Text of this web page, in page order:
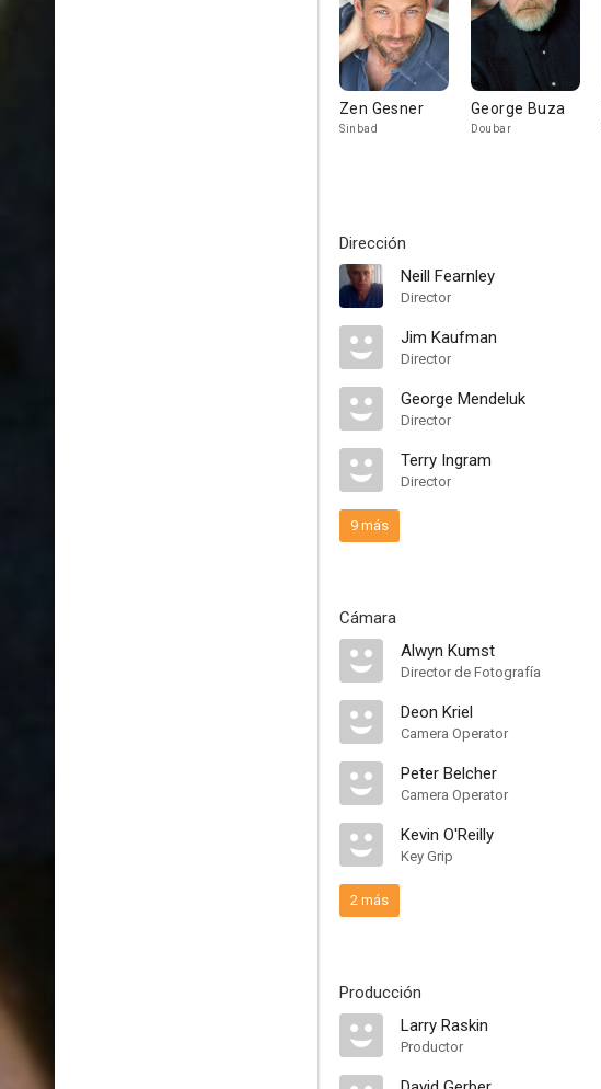
Zen Gesner
Sinbad
George Buza
Doubar
Dirección
Neill Fearnley
Director
Jim Kaufman
Director
George Mendeluk
Director
Terry Ingram
Director
9 más
Cámara
Alwyn Kumst
Director de Fotografía
Deon Kriel
Camera Operator
Peter Belcher
Camera Operator
Kevin O'Reilly
Key Grip
2 más
Producción
Larry Raskin
Productor